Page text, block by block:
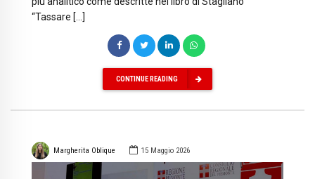
“Tassare […]
CONTINUE READING
Margherita Oblique 15 Maggio 2026